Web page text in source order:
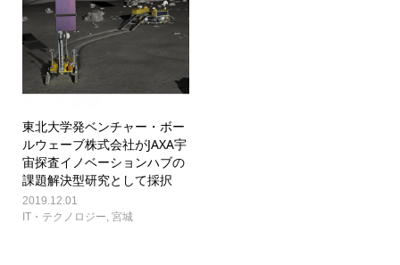
東北大学発ベンチャー・ボー
ルウェーブ株式会社がJAXA宇
宙探査イノベーションハブの
課題解決型研究として採択
2019.12.01
IT・テクノロジー, 宮城